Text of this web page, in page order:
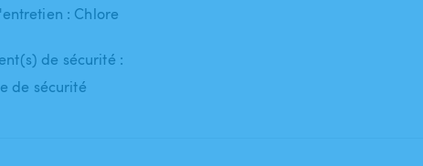
: Chlore
de sécurité :
de sécurité